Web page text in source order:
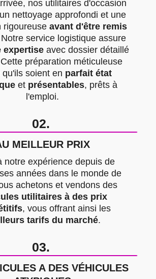
nos utilitaires d'occasion
nettoyage approfondi et une
rigoureuse avant d'être remis
service logistique assure
expertise avec dossier détaillé
préparation méticuleuse
qu'ils soient en parfait état
et présentables, prêts à
l'emploi.
02.
MEILLEUR PRIX
notre expérience depuis de
années dans le monde de
achetons et vendons des
utilitaires à des prix
, vous offrant ainsi les
tarifs du marché.
03.
A DES VÉHICULES